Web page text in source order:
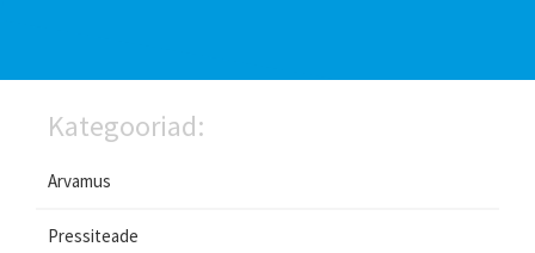
Kategooriad:
Arvamus
Pressiteade